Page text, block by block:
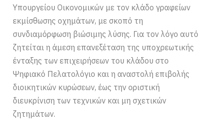
Υπουργείου Οικονομικών με τον κλάδο γραφείων
εκμίσθωσης οχημάτων, με σκοπό τη
συνδιαμόρφωση βιώσιμης λύσης. Για τον λόγο αυτό
ζητείται η άμεση επανεξέταση της υποχρεωτικής
ένταξης των επιχειρήσεων του κλάδου στο
Ψηφιακό Πελατολόγιο και η αναστολή επιβολής
διοικητικών κυρώσεων, έως την οριστική
διευκρίνιση των τεχνικών και μη σχετικών
ζητημάτων.